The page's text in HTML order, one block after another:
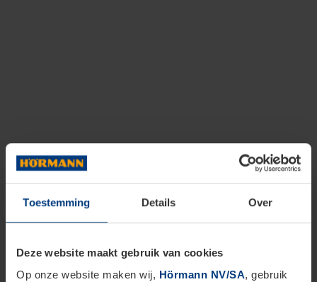
Toestemming Details Over
Deze website maakt gebruik van cookies
Op onze website maken wij, Hörmann NV/SA, gebruik